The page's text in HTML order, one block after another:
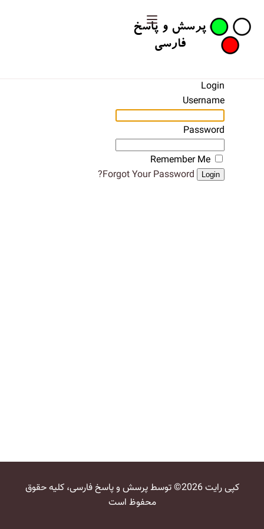
Login
Username
Password
Remember Me
Login
Forgot Your Password?
کپی رایت 2026© توسط پرسش و پاسخ فارسی، کلیه حقوق
محفوظ است